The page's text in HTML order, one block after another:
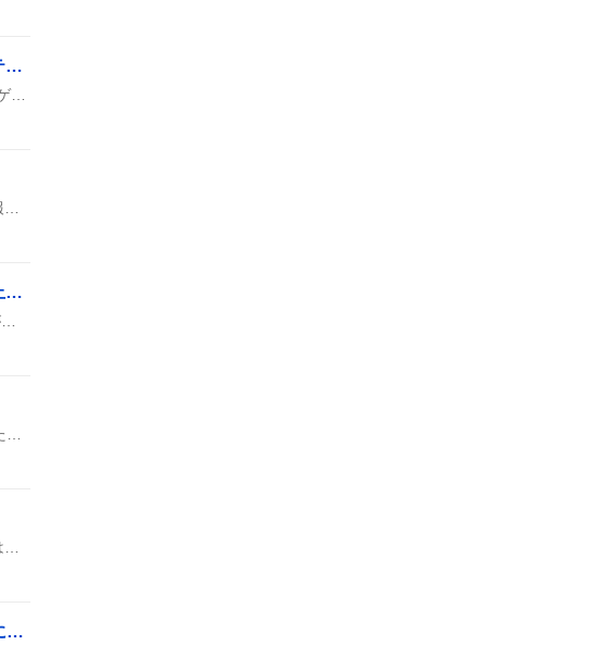
「あの本、読みました？」BSテレ東で湊かなえが語るアガサ・クリスティー特集が好評
BSテレ東で今夜10時に放送された『あの本、読みました？』は、湊かなえさんがゲストで登場し、アガサ・クリスティー作品を徹底解説するスペシャル回が配信でも楽しめる形で提供された。
ハライチのターン放送開始とZeppツアー大阪プレミアム席購入で盛り上がり
『DAVE THE DIVER』配信でろあるーむが寿司作りに挑戦、チル配信に視聴者が癒される